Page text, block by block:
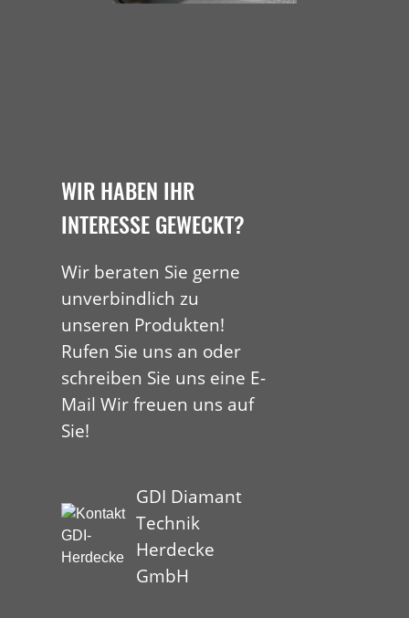
WIR HABEN IHR
INTERESSE GEWECKT?
Wir beraten Sie gerne
unverbindlich zu
unseren Produkten!
Rufen Sie uns an oder
schreiben Sie uns eine E-
Mail Wir freuen uns auf
Sie!
GDI Diamant
Technik
Herdecke
GmbH